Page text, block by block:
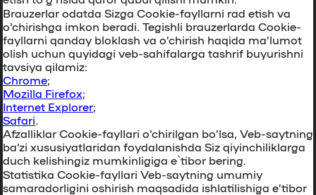
Brauzerlar odatda Sizga Cookie-fayllarni rad etish va
o’chirishga imkon beradi. Tegishli brauzerlarda Cookie-
fayllarni qanday bloklash va o’chirish haqida ma’lumot
olish uchun quyidagi veb-sahifalarga tashrif buyurishni
tavsiya qilamiz:
Chrome;
Mozilla Firefox;
Internet Explorer;
Safari.
Afzalliklar Cookie-fayllari o’chirilgan bo’lsa, Veb-saytning
ba’zi xususiyatlaridan foydalanishda Siz qiyinchiliklarga
duch kelishingiz mumkinligiga e`tibor bering.
Statistika Сookie-fayllari Veb-saytning umumiy
samaradorligini oshirish maqsadida ishlatilishiga e’tibor